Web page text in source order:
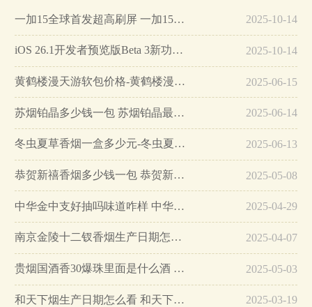
一加15全球首发超高刷屏 一加15参数详细配置… 2025-10-14
iOS 26.1开发者预览版Beta 3新功能详解… 2025-10-14
黄鹤楼漫天游软包价格-黄鹤楼漫天游软包多少钱一盒… 2025-06-15
苏烟铂晶多少钱一包 苏烟铂晶最新价格… 2025-06-14
冬虫夏草香烟一盒多少元-冬虫夏草香烟一盒多少元2025最新价格… 2025-06-13
恭贺新禧香烟多少钱一包 恭贺新禧香烟价格表和图片… 2025-05-08
中华金中支好抽吗味道咋样 中华金中支口感特点介绍… 2025-04-29
南京金陵十二钗香烟生产日期怎么看 南京金陵十二钗香烟保质期… 2025-04-07
贵烟国酒香30爆珠里面是什么酒 贵烟国酒香30怎么辨别真假… 2025-05-03
和天下烟生产日期怎么看 和天下烟真假辨别方法六个方面… 2025-03-19